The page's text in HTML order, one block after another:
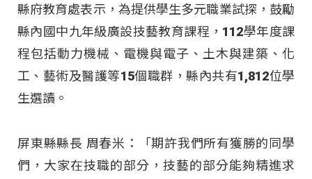
縣府教育處表示，為提供學生多元職業試探，鼓勵
縣內國中九年級廣設技藝教育課程，112學年度課
程包括動力機械、電機與電子、土木與建築、化
工、藝術及醫護等15個職群，縣內共有1,812位學
生選讀。
屏東縣縣長 周春米：「期許我們所有獲勝的同學
們，大家在技職的部分，技藝的部分能夠精進求